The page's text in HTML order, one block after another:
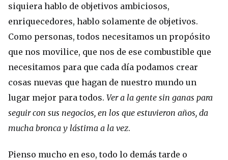
siquiera hablo de objetivos ambiciosos,
enriquecedores, hablo solamente de objetivos.
Como personas, todos necesitamos un propósito
que nos movilice, que nos de ese combustible que
necesitamos para que cada día podamos crear
cosas nuevas que hagan de nuestro mundo un
lugar mejor para todos. Ver a la gente sin ganas para
seguir con sus negocios, en los que estuvieron años, da
mucha bronca y lástima a la vez.
Pienso mucho en eso, todo lo demás tarde o